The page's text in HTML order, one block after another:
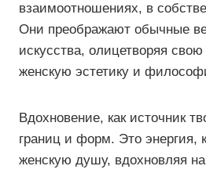
взаимоотношениях, в
Они преображают обычные
искусства, олицетворяя
женскую эстетику и
Вдохновение, как источник
границ и форм. Это энергия,
женскую душу, вдохновляя на